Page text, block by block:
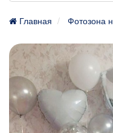
Главная Фотозона